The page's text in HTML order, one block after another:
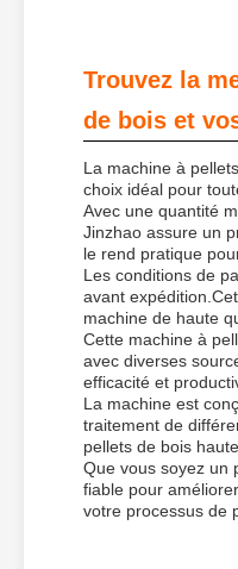
Trouvez la
de bois et
La machine à
choix idéal pour
Avec une quantité
Jinzhao assure un
le rend pratique
Les conditions de
avant
machine de haute
Cette machine à
avec diverses
efficacité et
La machine est
traitement de
pellets de bois
Que vous soyez un
fiable pour
votre processus de